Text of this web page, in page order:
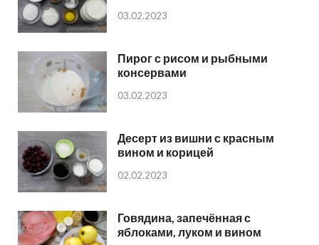
03.02.2023
Пирог с рисом и рыбными
консервами
03.02.2023
Десерт из вишни с красным
вином и корицей
02.02.2023
Говядина, запечённая с
яблоками, луком и вином